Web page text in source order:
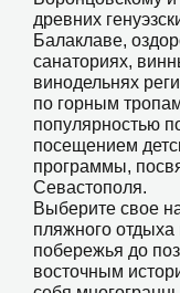
древних
Балаклаве,
санаториях,
винодельнях
по горным
популярностью
посещением
программы,
Севастополя.
Выберите свое
пляжного отдыха
побережья до
восточным